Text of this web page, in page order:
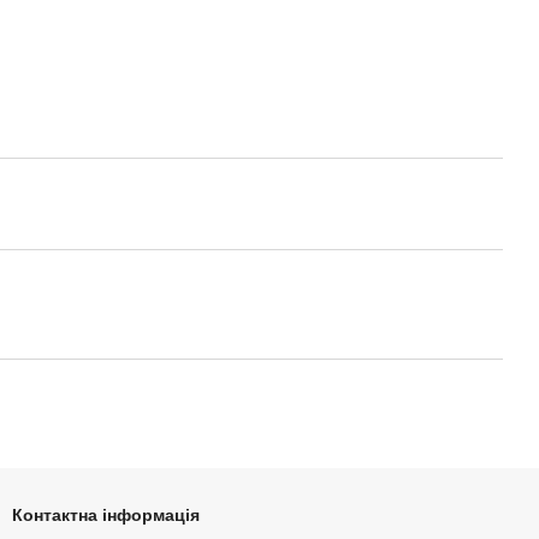
Контактна інформація